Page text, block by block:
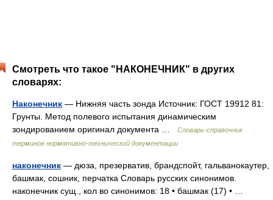
Смотреть что такое "НАКОНЕЧНИК" в других
словарях:
Наконечник — Нижняя часть зонда Источник: ГОСТ 19912 81:
Грунты. Метод полевого испытания динамическим
зондированием оригинал документа …
Словарь-справочник
терминов нормативно-технической документации
наконечник — дюза, презерватив, брандспойт, гальванокаутер,
башмак, сошник, перчатка Словарь русских синонимов.
наконечник сущ., кол во синонимов: 18 • башмак (17) • …